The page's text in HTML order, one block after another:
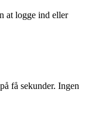
at logge ind eller
få sekunder. Ingen